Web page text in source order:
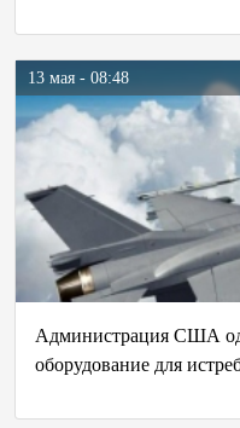
13 мая - 08:48
Администрация США
оборудование для